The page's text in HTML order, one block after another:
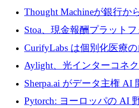
ニングに変えるために
Thought Machineが銀行か
調達、年間収益1億ドルを
Stoa、現金報酬プラット
ルを確保
CurifyLabs は個別化医療
ユーロを寄付
Aylight、光インターコネ
けて450万ユーロのプレシ
Sherpa.ai がデータ主権 AI
に 1,800 万ドルを調達
Pytorch: ヨーロッパの AI